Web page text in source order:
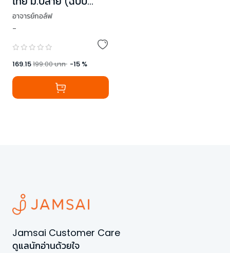
ปรับปรุง)
อาจารย์กอล์ฟ
-
169.15199.00บาท -15 %
Jamsai Customer Care
ดูแลนักอ่านด้วยใจ